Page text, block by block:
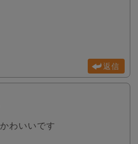
返信
わいいです